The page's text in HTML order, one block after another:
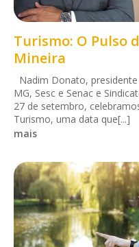
Turismo: O Pulso
Mineira
Nadim Donato,
MG, Sesc e Senac e
27 de setembro,
Turismo, uma data que[...]
mais